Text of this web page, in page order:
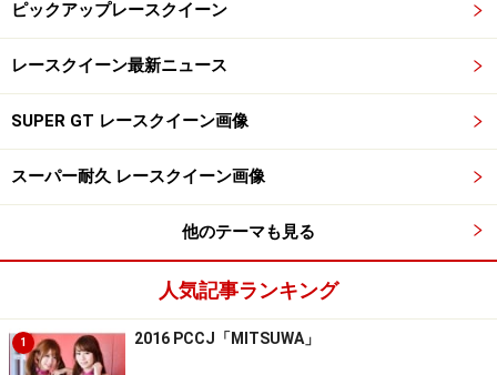
ピックアップレースクイーン
レースクイーン最新ニュース
SUPER GT レースクイーン画像
スーパー耐久 レースクイーン画像
他のテーマも見る
人気記事ランキング
1 2016 PCCJ「MITSUWA」